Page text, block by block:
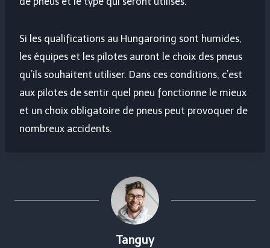
Si les qualifications au Hungaroring sont humides,
les équipes et les pilotes auront le choix des pneus
qu’ils souhaitent utiliser. Dans ces conditions, c’est
aux pilotes de sentir quel pneu fonctionne le mieux
et un choix obligatoire de pneus peut provoquer de
nombreux accidents.
Tanguy